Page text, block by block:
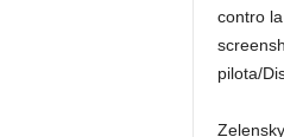
contro
pilota/